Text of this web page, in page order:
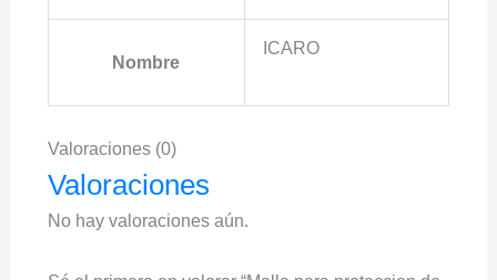
Nombre
ICARO
Valoraciones (0)
Valoraciones
No hay valoraciones aún.